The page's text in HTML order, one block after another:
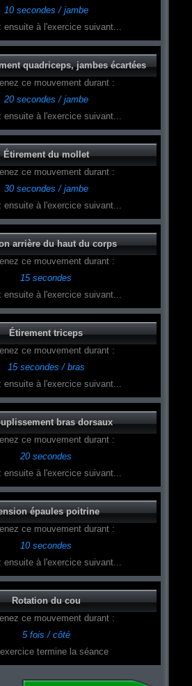
10 secondes / jambe
ensuite à l'exercice suivant...
quadriceps, jambes écartées
ce mouvement durant :
20 secondes / jambe
ensuite à l'exercice suivant...
Étirement du mollet
ce mouvement durant :
30 secondes / jambe
ensuite à l'exercice suivant...
arrière du haut du corps
ce mouvement durant :
15 secondes
ensuite à l'exercice suivant...
Étirement triceps
ce mouvement durant :
15 secondes / bras
ensuite à l'exercice suivant...
bras dorsaux
ce mouvement durant :
20 secondes
ensuite à l'exercice suivant...
épaules poitrine
ce mouvement durant :
10 secondes
ensuite à l'exercice suivant...
Rotation du cou
ce mouvement durant :
5 fois / côté
termine la séance